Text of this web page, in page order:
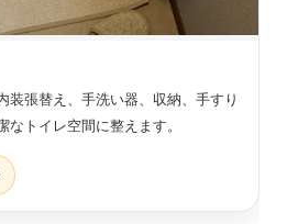
装張替え、手洗い器、収納、手すり
トイレ空間に整えます。